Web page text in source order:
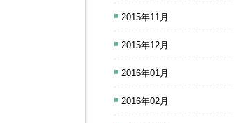
2015年11月
2015年12月
2016年01月
2016年02月